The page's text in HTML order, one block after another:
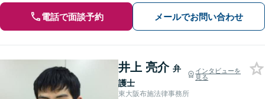
電話で面談予約 メールでお問い合わせ
井上 亮介 弁
護士
インタビューを
見る
東大阪布施法律事務所